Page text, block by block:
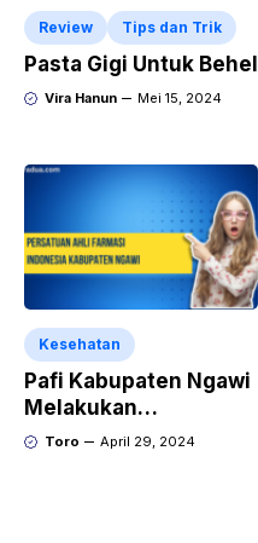
Review Tips dan Trik
Pasta Gigi Untuk Behel
Vira Hanun Mei 15, 2024
Kesehatan
Pafi Kabupaten Ngawi
Melakukan
Pendekatan
Toro April 29, 2024